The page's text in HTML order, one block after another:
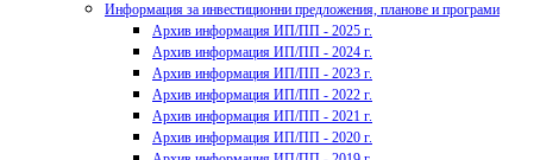
Информация за инвестиционни предложения, планове и програми
Архив информация ИП/ПП - 2025 г.
Архив информация ИП/ПП - 2024 г.
Архив информация ИП/ПП - 2023 г.
Архив информация ИП/ПП - 2022 г.
Архив информация ИП/ПП - 2021 г.
Архив информация ИП/ПП - 2020 г.